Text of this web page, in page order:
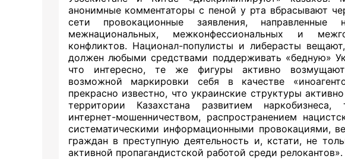
анонимные комментаторы с пеной у рта вбрасывают
сети провокационные заявления, направленные
межнациональных, межконфессиональных и
конфликтов. Национал-популисты и либерасты
должен любыми средствами поддерживать «бедную»
что интересно, те же фигуры активно
возможной маркировки себя в качестве
прекрасно известно, что украинские структуры
территории Казахстана развитием
интернет-мошенничеством, распространением
систематическими информационными провокациями,
граждан в преступную деятельность и, кстати, не
активной пропагандистской работой среди релокантов».